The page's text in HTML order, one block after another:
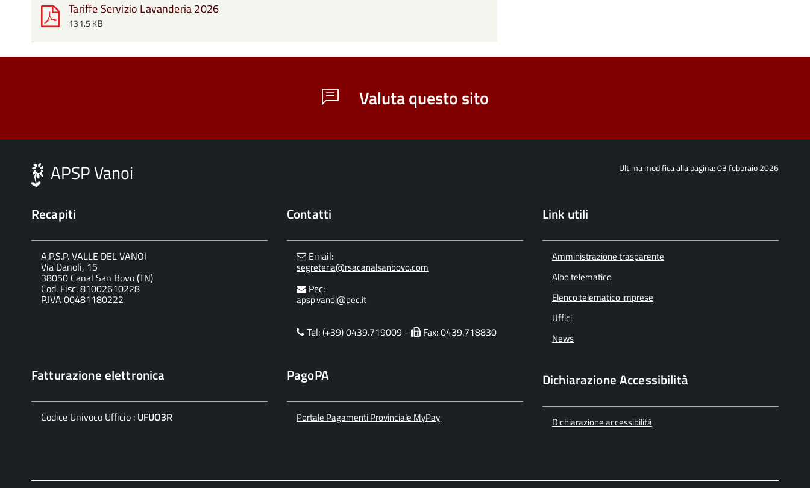
Tariffe Servizio Lavanderia 2026
131.5 KB
Valuta questo sito
Ultima modifica alla pagina: 03 febbraio 2026
APSP Vanoi
Recapiti
A.P.S.P. VALLE DEL VANOI
Via Danoli, 15
38050 Canal San Bovo (TN)
Cod. Fisc. 81002610228
P.IVA 00481180222
Fatturazione elettronica
Codice Univoco Ufficio : UFUO3R
Contatti
Email:
segreteria@rsacanalsanbovo.com
Pec:
apsp.vanoi@pec.it
Tel: (+39) 0439.719009 - Fax: 0439.718830
PagoPA
Portale Pagamenti Provinciale MyPay
Link utili
Amministrazione trasparente
Albo telematico
Elenco telematico imprese
Uffici
News
Dichiarazione Accessibilità
Dichiarazione accessibilità